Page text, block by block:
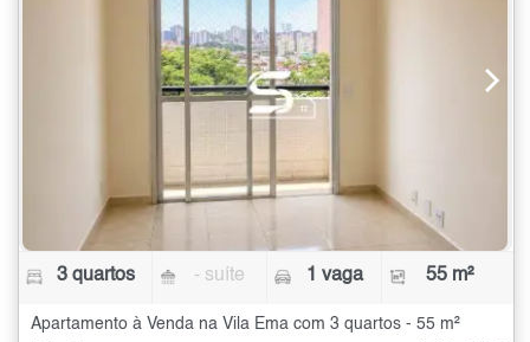
3 quartos - suíte 1 vaga 55 m²
Apartamento à Venda na Vila Ema com 3 quartos - 55 m²